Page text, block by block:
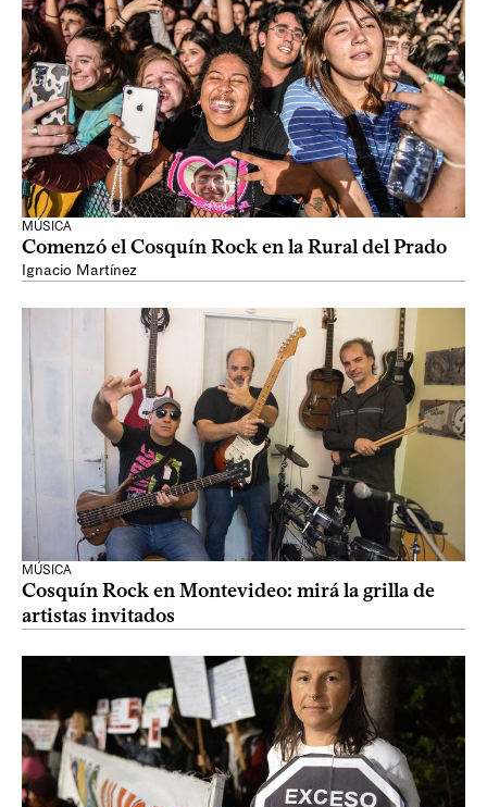
MÚSICA
Comenzó el Cosquín Rock en la Rural del Prado
Ignacio Martínez
MÚSICA
Cosquín Rock en Montevideo: mirá la grilla de
artistas invitados